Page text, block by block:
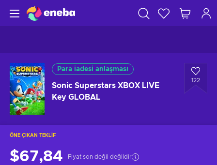
Para iadesi anlaşması
Sonic Superstars XBOX LIVE
Key GLOBAL
122
ÖNE ÇIKAN TEKLIF
$67,84 Fiyat son değil değildir